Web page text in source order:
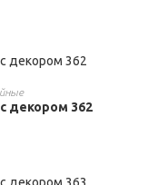
декором 362